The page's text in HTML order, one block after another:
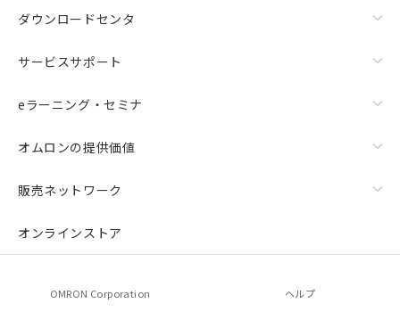
ダウンロードセンタ
サービスサポート
eラーニング・セミナ
オムロンの提供価値
販売ネットワーク
オンラインストア
OMRON Corporation ヘルプ